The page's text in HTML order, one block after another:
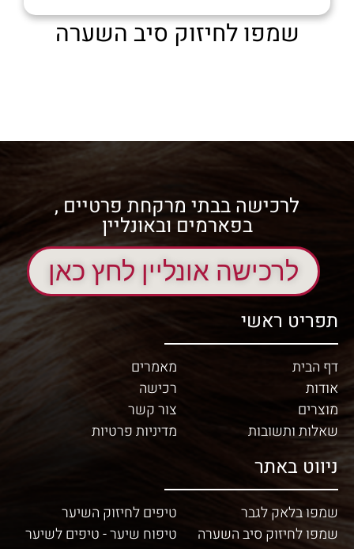
שמפו לחיזוק סיב השערה
לרכישה בבתי מרקחת פרטיים ,
בפארמים ובאונליין
לרכישה אונליין לחץ כאן
תפריט ראשי
דף הבית
אודות
מוצרים
שאלות ותשובות
מאמרים
רכישה
צור קשר
מדיניות פרטיות
ניווט באתר
שמפו בלאק לגבר
שמפו לחיזוק סיב השערה
טיפים לחיזוק השיער
טיפוח שיער - טיפים לשיער